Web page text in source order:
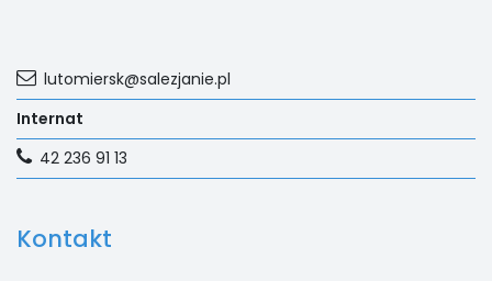
Kontakt
lutomiersk@salezjanie.pl
Internat
42 236 91 13